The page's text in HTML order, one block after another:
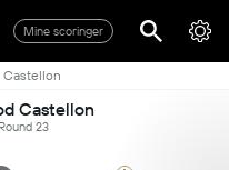
Mine scoringer
Castellon
Castellon
23